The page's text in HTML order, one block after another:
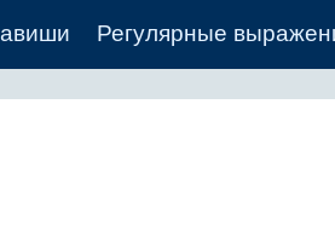
Регулярные